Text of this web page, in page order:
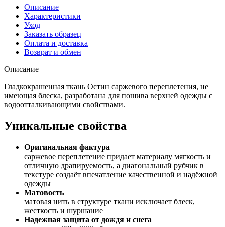
Описание
Характеристики
Уход
Заказать образец
Оплата и доставка
Возврат и обмен
Описание
Гладкокрашенная ткань Остин саржевого переплетения, не
имеющая блеска, разработана для пошива верхней одежды с
водоотталкивающими свойствами.
Уникальные свойства
Оригинальная фактура
саржевое переплетение придает материалу мягкость и
отличную драпируемость, а диагональный рубчик в
текстуре создаёт впечатление качественной и надёжной
одежды
Матовость
матовая нить в структуре ткани исключает блеск,
жесткость и шуршание
Надежная защита от дождя и снега